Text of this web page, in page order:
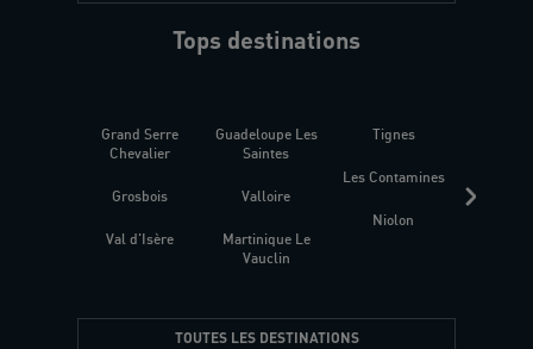
Tops destinations
Grand Serre
Chevalier
Grosbois
Val d'Isère
Guadeloupe Les
Saintes
Valloire
Martinique Le
Vauclin
Tignes
Les Contamines
Niolon
TOUTES LES DESTINATIONS